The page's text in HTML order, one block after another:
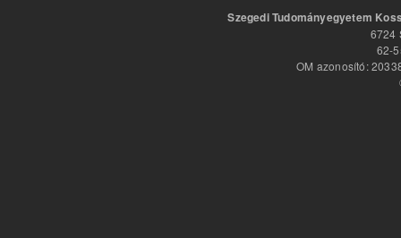
Szegedi Tudományegyetem
6724
62-
OM azonosító: